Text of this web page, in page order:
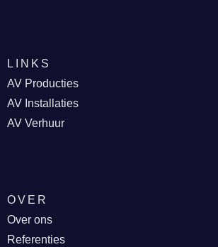
LINKS
AV Producties
AV Installaties
AV Verhuur
OVER
Over ons
Referenties